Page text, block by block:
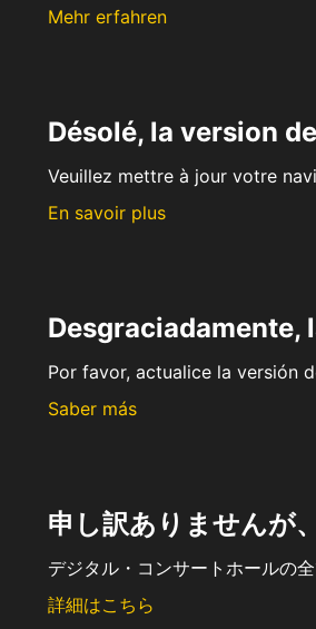
Mehr erfahren
Désolé, la version
Veuillez mettre à jour votre
En savoir plus
Desgraciadamente,
Por favor, actualice la versión
Saber más
申し訳ありませんが
デジタル・コンサートホールの
詳細はこちら